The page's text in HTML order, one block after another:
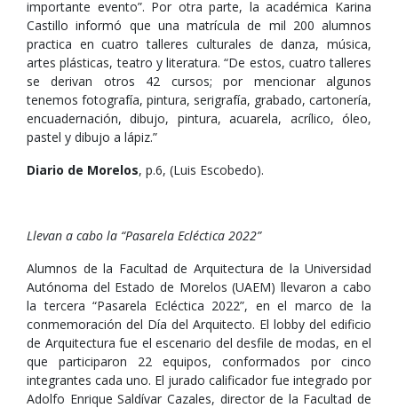
importante evento”. Por otra parte, la académica Karina
Castillo informó que una matrícula de mil 200 alumnos
practica en cuatro talleres culturales de danza, música,
artes plásticas, teatro y literatura. “De estos, cuatro talleres
se derivan otros 42 cursos; por mencionar algunos
tenemos fotografía, pintura, serigrafía, grabado, cartonería,
encuadernación, dibujo, pintura, acuarela, acrílico, óleo,
pastel y dibujo a lápiz.”
Diario de Morelos, p.6, (Luis Escobedo).
Llevan a cabo la “Pasarela Ecléctica 2022”
Alumnos de la Facultad de Arquitectura de la Universidad
Autónoma del Estado de Morelos (UAEM) llevaron a cabo
la tercera “Pasarela Ecléctica 2022”, en el marco de la
conmemoración del Día del Arquitecto. El lobby del edificio
de Arquitectura fue el escenario del desfile de modas, en el
que participaron 22 equipos, conformados por cinco
integrantes cada uno. El jurado calificador fue integrado por
Adolfo Enrique Saldívar Cazales, director de la Facultad de